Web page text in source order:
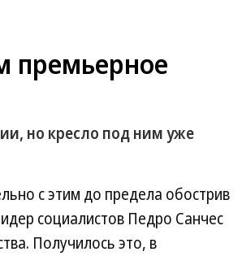
премьерное
но кресло под ним уже
с этим до предела обострив
социалистов Педро Санчес
Получилось это, в